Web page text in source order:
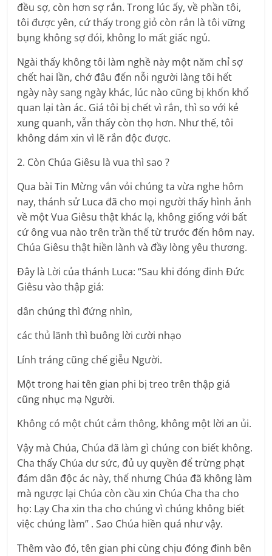
đều sợ, còn hơn sợ rắn. Trong lúc ấy, về phần tôi,
tôi được yên, cứ thấy trong giỏ còn rắn là tôi vững
bụng không sợ đói, không lo mất giấc ngủ.
Ngài thấy không tôi làm nghề này một năm chỉ sợ
chết hai lần, chớ đâu đến nỗi người làng tôi hết
ngày này sang ngày khác, lúc nào cũng bị khốn khổ
quan lại tàn ác. Giá tôi bị chết vì rắn, thì so với kẻ
xung quanh, vẫn thấy còn thọ hơn. Như thế, tôi
không dám xin vì lẽ rắn độc được.
2. Còn Chúa Giêsu là vua thì sao ?
Qua bài Tin Mừng vắn vỏi chúng ta vừa nghe hôm
nay, thánh sử Luca đã cho mọi người thấy hình ảnh
về một Vua Giêsu thật khác lạ, không giống với bất
cứ ông vua nào trên trần thế từ trước đến hôm nay.
Chúa Giêsu thật hiền lành và đầy lòng yêu thương.
Đây là Lời của thánh Luca: “Sau khi đóng đinh Ðức
Giêsu vào thập giá:
dân chúng thì đứng nhìn,
các thủ lãnh thì buông lời cười nhạo
Lính tráng cũng chế giễu Người.
Một trong hai tên gian phi bị treo trên thập giá
cũng nhục mạ Người.
Không có một chút cảm thông, không một lời an ủi.
Vậy mà Chúa, Chúa đã làm gì chúng con biết không.
Cha thấy Chúa dư sức, đủ uy quyền để trừng phạt
đám dân độc ác này, thế nhưng Chúa đã không làm
mà ngược lại Chúa còn cầu xin Chúa Cha tha cho
họ: Lạy Cha xin tha cho chúng vì chúng không biết
việc chúng làm” . Sao Chúa hiền quá như vậy.
Thêm vào đó, tên gian phi cùng chịu đóng đinh bên